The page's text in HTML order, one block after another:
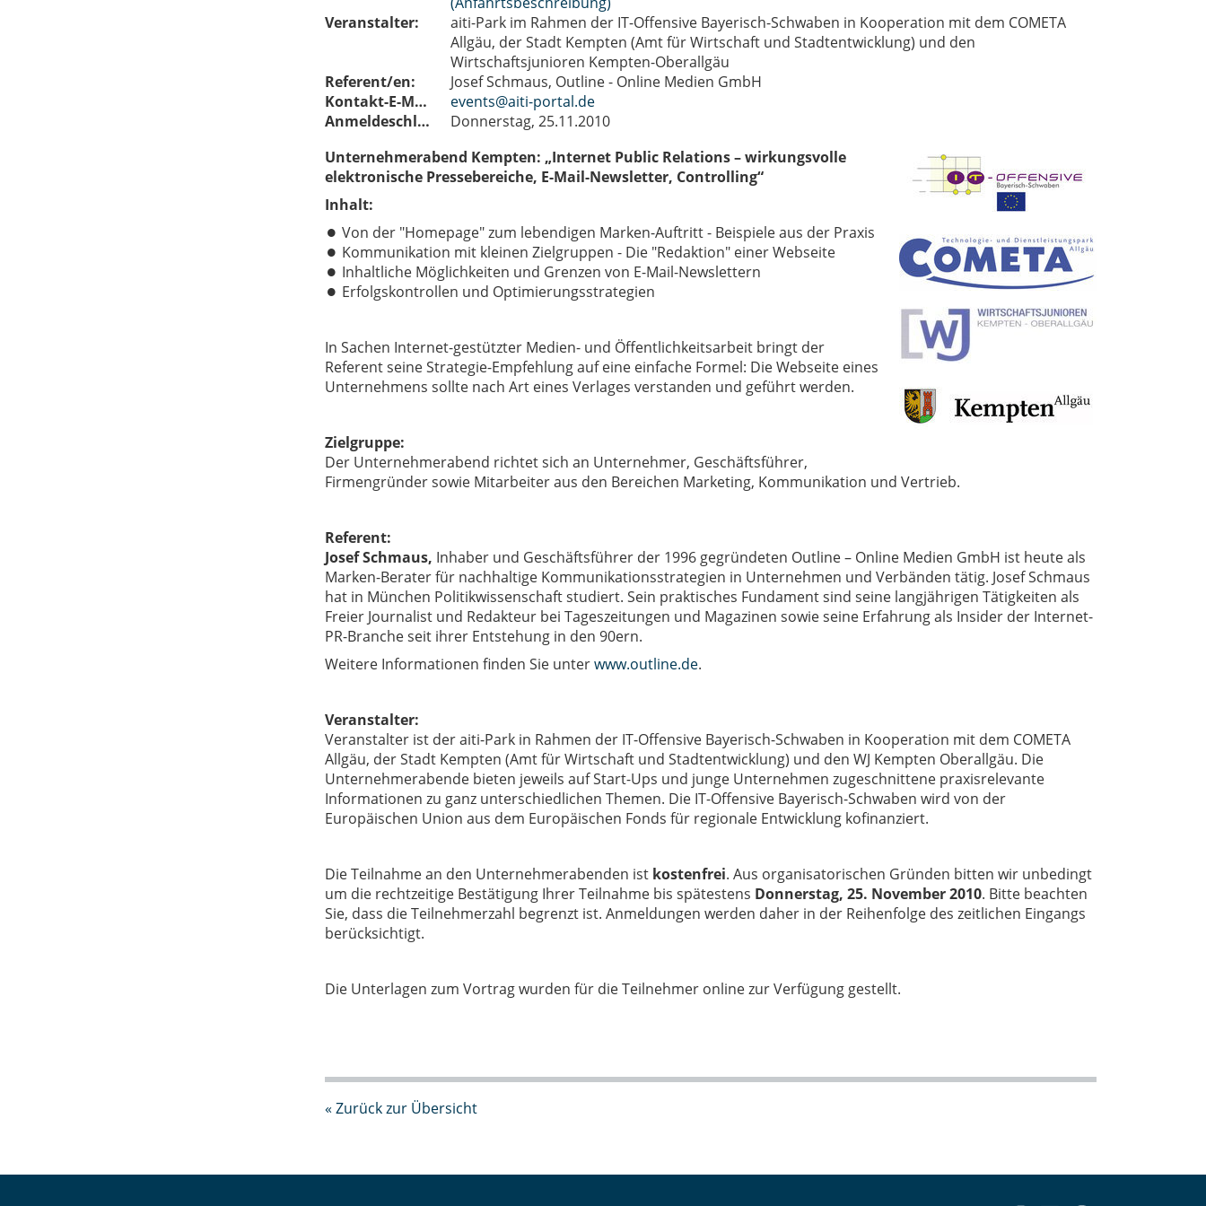
Veranstalter:
aiti-Park im Rahmen der IT-Offensive Bayerisch-Schwaben in Kooperation mit dem COMETA
Allgäu, der Stadt Kempten (Amt für Wirtschaft und Stadtentwicklung) und den
Wirtschaftsjunioren Kempten-Oberallgäu
Referent/en:
Josef Schmaus, Outline - Online Medien GmbH
Kontakt-E-Mail:
events@aiti-portal.de
Anmeldeschluss:
Donnerstag, 25.11.2010
Unternehmerabend Kempten: „Internet Public Relations – wirkungsvolle
elektronische Pressebereiche, E-Mail-Newsletter, Controlling“
Inhalt:
Von der "Homepage" zum lebendigen Marken-Auftritt - Beispiele aus der Praxis
Kommunikation mit kleinen Zielgruppen - Die "Redaktion" einer Webseite
Inhaltliche Möglichkeiten und Grenzen von E-Mail-Newslettern
Erfolgskontrollen und Optimierungsstrategien
In Sachen Internet-gestützter Medien- und Öffentlichkeitsarbeit bringt der
Referent seine Strategie-Empfehlung auf eine einfache Formel: Die Webseite eines
Unternehmens sollte nach Art eines Verlages verstanden und geführt werden.
Zielgruppe:
Der Unternehmerabend richtet sich an Unternehmer, Geschäftsführer,
Firmengründer sowie Mitarbeiter aus den Bereichen Marketing, Kommunikation und Vertrieb.
Referent:
Josef Schmaus, Inhaber und Geschäftsführer der 1996 gegründeten Outline – Online Medien GmbH ist heute als
Marken-Berater für nachhaltige Kommunikationsstrategien in Unternehmen und Verbänden tätig. Josef Schmaus
hat in München Politikwissenschaft studiert. Sein praktisches Fundament sind seine langjährigen Tätigkeiten als
Freier Journalist und Redakteur bei Tageszeitungen und Magazinen sowie seine Erfahrung als Insider der Internet-
PR-Branche seit ihrer Entstehung in den 90ern.
Weitere Informationen finden Sie unterwww.outline.de.
Veranstalter:
Veranstalter ist der aiti-Park in Rahmen der IT-Offensive Bayerisch-Schwaben in Kooperation mit dem COMETA
Allgäu, derStadt Kempten (Amt für Wirtschaft und Stadtentwicklung) und den WJ Kempten Oberallgäu. Die
Unternehmerabende bieten jeweils auf Start-Ups und junge Unternehmen zugeschnittene praxisrelevante
Informationen zu ganz unterschiedlichen Themen. Die IT-Offensive Bayerisch-Schwaben wird von der
Europäischen Union aus dem Europäischen Fonds für regionale Entwicklung kofinanziert.
Die Teilnahme an den Unternehmerabenden ist kostenfrei. Aus organisatorischen Gründen bitten wir unbedingt
um die rechtzeitige Bestätigung Ihrer Teilnahme bis spätestens Donnerstag, 25. November 2010. Bitte beachten
Sie, dass die Teilnehmerzahl begrenzt ist. Anmeldungen werden daher in der Reihenfolge des zeitlichen Eingangs
berücksichtigt.
Die Unterlagen zum Vortrag wurden für die Teilnehmer online zur Verfügung gestellt.
« Zurück zur Übersicht